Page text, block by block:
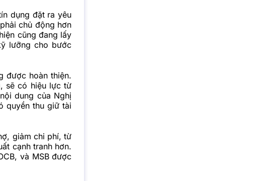
dụng đặt ra yêu
chủ động hơn
cũng đang lấy
lưỡng cho bước
được hoàn thiện.
sẽ có hiệu lực từ
dung của Nghị
quyền thu giữ tài
giảm chi phí, từ
cạnh tranh hơn.
và MSB được